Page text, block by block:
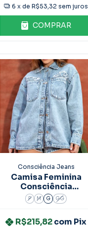
6 x deR$53,32 sem juros
COMPRAR
Consciência Jeans
Camisa Feminina
Consciência
Overshirt Bordado
Ref.24342
P M G GG
R$215,82com Pix